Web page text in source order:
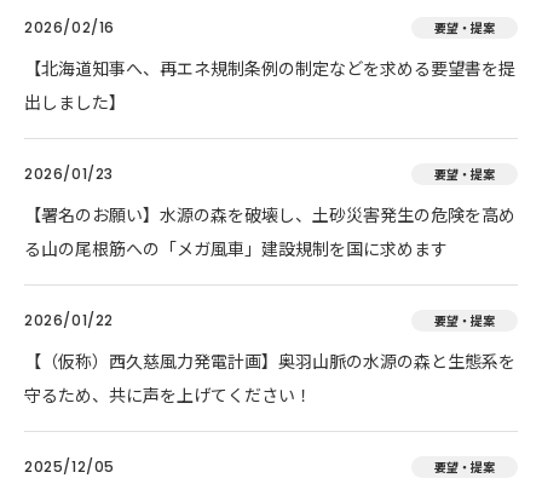
2026/02/16 要望・提案
【北海道知事へ、再エネ規制条例の制定などを求める要望書を提
出しました】
2026/01/23 要望・提案
【署名のお願い】水源の森を破壊し、土砂災害発生の危険を高め
る山の尾根筋への「メガ風車」建設規制を国に求めます
2026/01/22 要望・提案
【（仮称）西久慈風力発電計画】奥羽山脈の水源の森と生態系を
守るため、共に声を上げてください！
2025/12/05 要望・提案